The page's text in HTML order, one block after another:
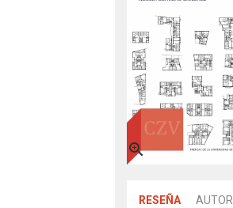

RESEÑA AUTOR